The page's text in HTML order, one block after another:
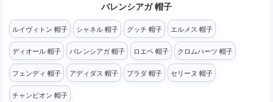
バレンシアガ 帽子
ルイヴィトン 帽子 シャネル 帽子 グッチ 帽子 エルメス 帽子
ディオール 帽子 バレンシアガ 帽子 ロエベ 帽子 クロムハーツ 帽子
フェンディ 帽子 アディダス 帽子 プラダ 帽子 セリーヌ 帽子
チャンピオン 帽子